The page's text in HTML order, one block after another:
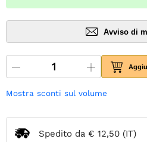
Avviso di
Mostra sconti sul volume
Spedito da € 12,50 (IT)